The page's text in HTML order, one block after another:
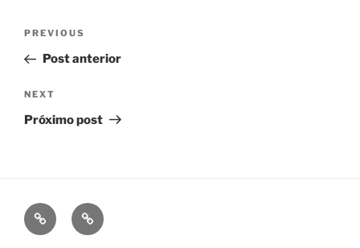
Navegação
Post
Previous
Post
PREVIOUS
Post anterior
Next
Post
NEXT
Próximo post
fb ig